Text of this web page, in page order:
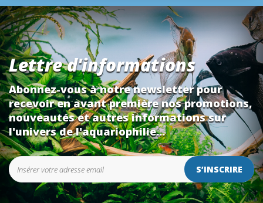
Lettre d'informations
Abonnez-vous à notre newsletter pour
recevoir en avant première nos promotions,
nouveautés et autres informations sur
l'univers de l'aquariophilie...
S’INSCRIRE